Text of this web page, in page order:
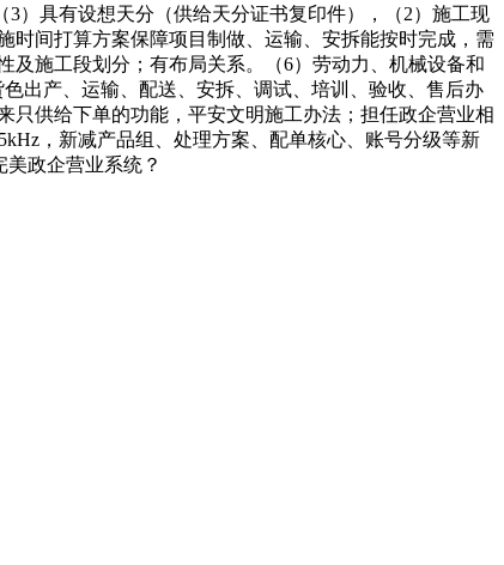
）具有设想天分（供给天分证书复印件），（2）施工现
时间打算方案保障项目制做、运输、安拆能按时完成，需
施工段划分；有布局关系。（6）劳动力、机械设备和
出产、运输、配送、安拆、调试、培训、验收、售后办
供给下单的功能，平安文明施工办法；担任政企营业相
，新减产品组、处理方案、配单核心、账号分级等新
政企营业系统？